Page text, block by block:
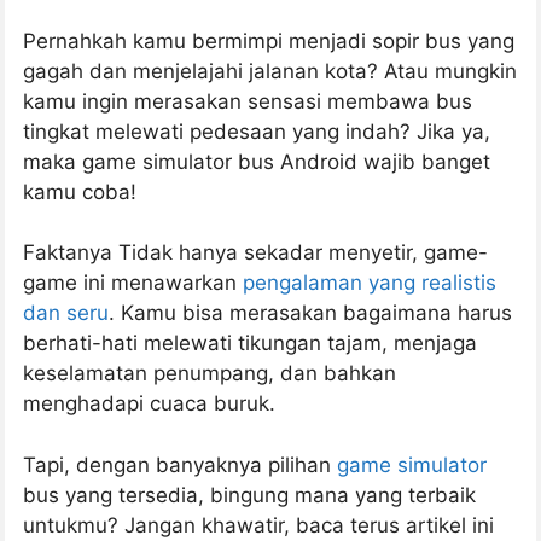
Pernahkah kamu bermimpi menjadi sopir bus yang
gagah dan menjelajahi jalanan kota? Atau mungkin
kamu ingin merasakan sensasi membawa bus
tingkat melewati pedesaan yang indah? Jika ya,
maka game simulator bus Android wajib banget
kamu coba!
Faktanya Tidak hanya sekadar menyetir, game-
game ini menawarkan pengalaman yang realistis
dan seru. Kamu bisa merasakan bagaimana harus
berhati-hati melewati tikungan tajam, menjaga
keselamatan penumpang, dan bahkan
menghadapi cuaca buruk.
Tapi, dengan banyaknya pilihan game simulator
bus yang tersedia, bingung mana yang terbaik
untukmu? Jangan khawatir, baca terus artikel ini